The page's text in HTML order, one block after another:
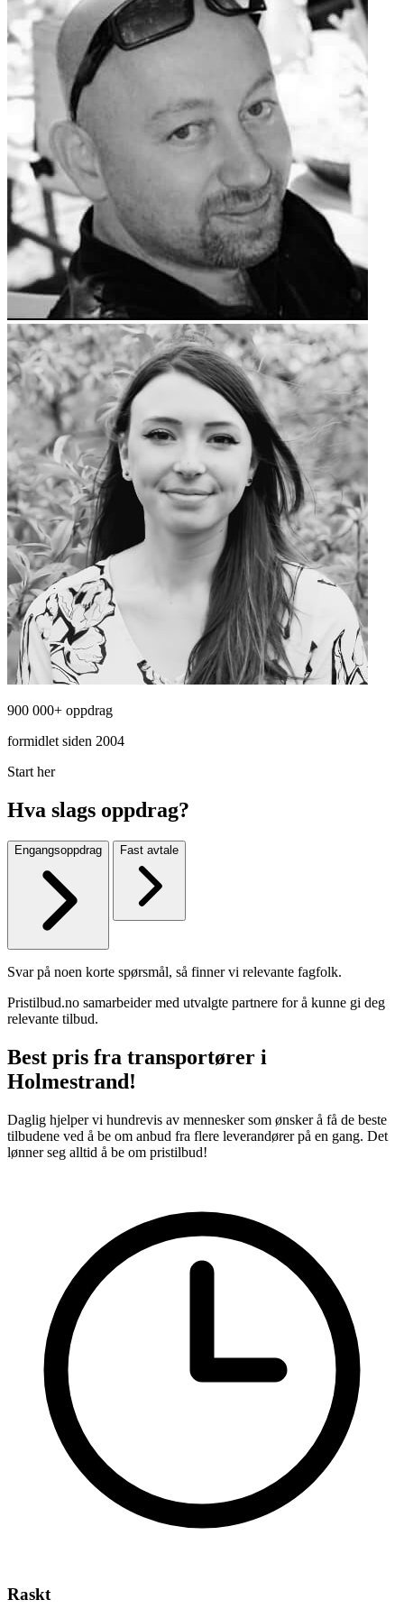
900 000+ oppdrag
formidlet siden 2004
Start her
Hva slags oppdrag?
Engangsoppdrag Fast avtale
Svar på noen korte spørsmål, så finner vi relevante fagfolk.
Pristilbud.no samarbeider med utvalgte partnere for å kunne gi deg
relevante tilbud.
Best pris fra transportører i
Holmestrand!
Daglig hjelper vi hundrevis av mennesker som ønsker å få de beste
tilbudene ved å be om anbud fra flere leverandører på en gang. Det
lønner seg alltid å be om pristilbud!
Raskt